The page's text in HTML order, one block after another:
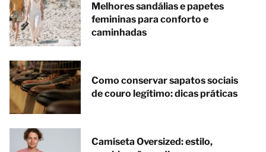
Melhores sandálias e papetes
femininas para conforto e
caminhadas
Como conservar sapatos sociais
de couro legítimo: dicas práticas
Camiseta Oversized: estilo,